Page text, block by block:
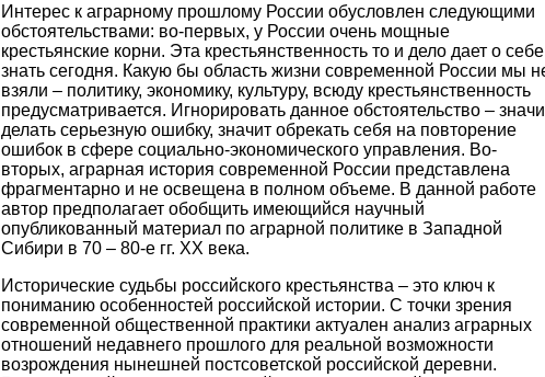
Интерес к аграрному прошлому России обусловлен следующими
обстоятельствами: во-первых, у России очень мощные
крестьянские корни. Эта крестьянственность то и дело дает о себе
знать сегодня. Какую бы область жизни современной России мы
взяли – политику, экономику, культуру, всюду крестьянственность
предусматривается. Игнорировать данное обстоятельство –
делать серьезную ошибку, значит обрекать себя на повторение
ошибок в сфере социально-экономического управления. Во-
вторых, аграрная история современной России представлена
фрагментарно и не освещена в полном объеме. В данной работе
автор предполагает обобщить имеющийся научный
опубликованный материал по аграрной политике в Западной
Сибири в 70 – 80-е гг. XX века.
Исторические судьбы российского крестьянства – это ключ к
пониманию особенностей российской истории. С точки зрения
современной общественной практики актуален анализ аграрных
отношений недавнего прошлого для реальной возможности
возрождения нынешней постсоветской российской деревни.